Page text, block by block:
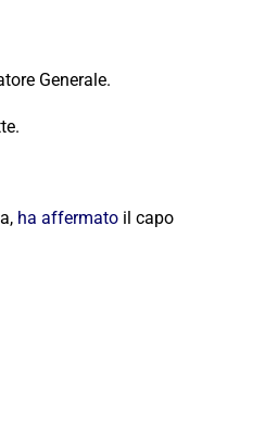
Generale.
ha affermato il capo